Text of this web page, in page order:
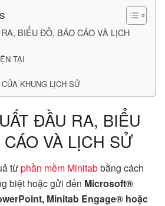
BIỂU ĐỒ, BÁO CÁO VÀ LỊCH
TẠI
KHUNG LỊCH SỬ
ĐẦU RA, BIỂU
VÀ LỊCH SỬ
từphần mềm Minitabbằng cách
biệt hoặc gửi đến Microsoft®
Minitab Engage® hoặc